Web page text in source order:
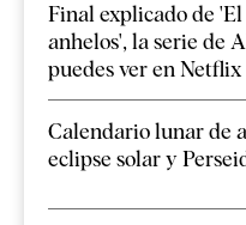
Final explicado de
anhelos', la serie de
puedes ver en Netflix
Calendario lunar de
eclipse solar y